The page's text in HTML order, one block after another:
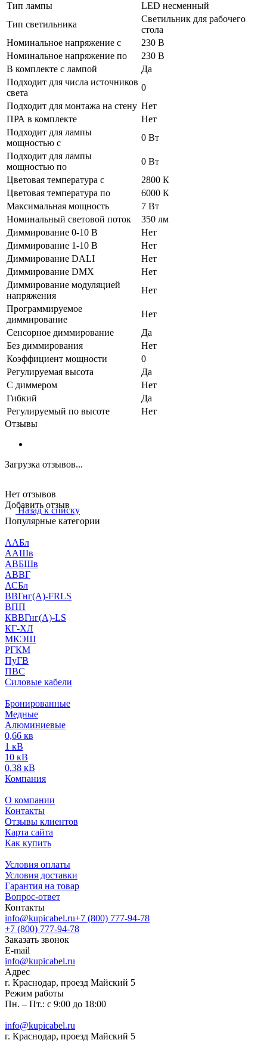
Тип лампы
LED несменный
Тип светильника
Светильник для рабочего
стола
Номинальное напряжение с
230 В
Номинальное напряжение по
230 В
В комплекте с лампой
Да
Подходит для числа источников
света
0
Подходит для монтажа на стену Нет
ПРА в комплекте
Нет
Подходит для лампы
мощностью с
0 Вт
Подходит для лампы
мощностью по
0 Вт
Цветовая температура с
2800 К
Цветовая температура по
6000 К
Максимальная мощность
7 Вт
Номинальный световой поток
350 лм
Диммирование 0-10 В
Нет
Диммирование 1-10 В
Нет
Диммирование DALI
Нет
Диммирование DMX
Нет
Диммирование модуляцией
напряжения
Нет
Программируемое
диммирование
Нет
Сенсорное диммирование
Да
Без диммирования
Нет
Коэффициент мощности
0
Регулируемая высота
Да
С диммером
Нет
Гибкий
Да
Регулируемый по высоте
Нет
Отзывы
Загрузка отзывов...
Нет отзывов
Добавить отзыв
Назад к списку
Популярные категории
ААБл
ААШв
АВБШв
АВВГ
АСБл
ВВГнг(А)-FRLS
ВПП
КВВГнг(А)-LS
КГ-ХЛ
МКЭШ
РГКМ
ПуГВ
ПВС
Силовые кабели
Бронированные
Медные
Алюминиевые
0,66 кв
1 кВ
10 кВ
0,38 кВ
Компания
О компании
Контакты
Отзывы клиентов
Карта сайта
Как купить
Условия оплаты
Условия доставки
Гарантия на товар
Вопрос-ответ
Контакты
info@kupicabel.ru+7 (800) 777-94-78
+7 (800) 777-94-78
Заказать звонок
E-mail
info@kupicabel.ru
Адрес
г. Краснодар, проезд Майский 5
Режим работы
Пн. – Пт.: с 9:00 до 18:00
info@kupicabel.ru
г. Краснодар, проезд Майский 5